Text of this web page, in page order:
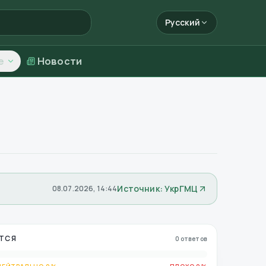
Русский
Новости
08.07.2026, 14:44Источник: УкрГМЦ
0 ответов